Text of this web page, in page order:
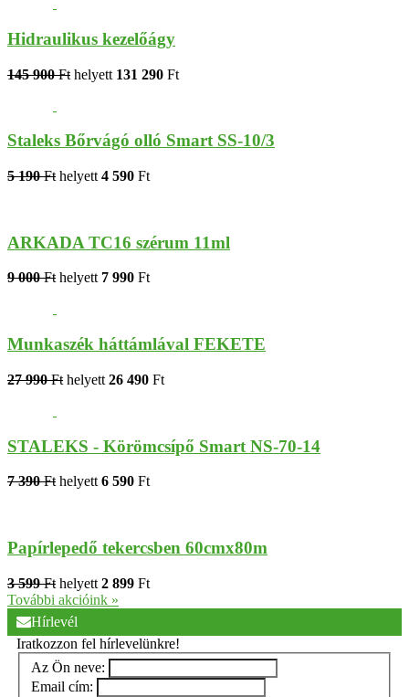
Hidraulikus kezelőágy
145 900 Ft helyett 131 290 Ft
Staleks Bőrvágó olló Smart SS-10/3
5 190 Ft helyett 4 590 Ft
ARKADA TC16 szérum 11ml
9 000 Fthelyett 7 990 Ft
Munkaszék háttámlával FEKETE
27 990 Ft helyett 26 490 Ft
STALEKS - Körömcsípő Smart NS-70-14
7 390 Ft helyett 6 590 Ft
Papírlepedő tekercsben 60cmx80m
3 599 Ft helyett 2 899 Ft
További akcióink »
Hírlevél
Iratkozzon fel hírlevelünkre!
Az Ön neve:
Email cím: